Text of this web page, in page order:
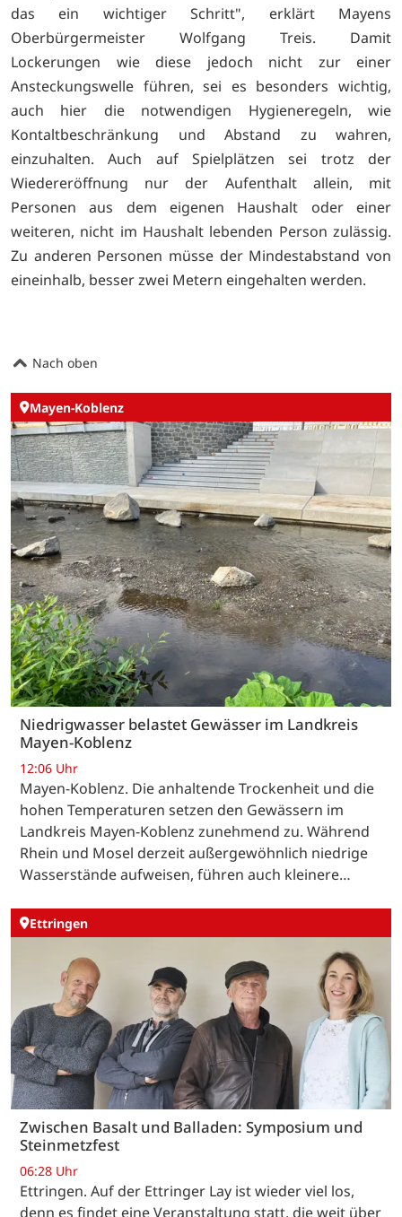
das ein wichtiger Schritt", erklärt Mayens
Oberbürgermeister Wolfgang Treis. Damit
Lockerungen wie diese jedoch nicht zur einer
Ansteckungswelle führen, sei es besonders wichtig,
auch hier die notwendigen Hygieneregeln, wie
Kontaltbeschränkung und Abstand zu wahren,
einzuhalten. Auch auf Spielplätzen sei trotz der
Wiedereröffnung nur der Aufenthalt allein, mit
Personen aus dem eigenen Haushalt oder einer
weiteren, nicht im Haushalt lebenden Person zulässig.
Zu anderen Personen müsse der Mindestabstand von
eineinhalb, besser zwei Metern eingehalten werden.
Nach oben
Mayen-Koblenz
Niedrigwasser belastet Gewässer im Landkreis
Mayen-Koblenz
12:06 Uhr
Mayen-Koblenz. Die anhaltende Trockenheit und die
hohen Temperaturen setzen den Gewässern im
Landkreis Mayen-Koblenz zunehmend zu. Während
Rhein und Mosel derzeit außergewöhnlich niedrige
Wasserstände aufweisen, führen auch kleinere…
Ettringen
Zwischen Basalt und Balladen: Symposium und
Steinmetzfest
06:28 Uhr
Ettringen. Auf der Ettringer Lay ist wieder viel los,
denn es findet eine Veranstaltung statt, die weit über